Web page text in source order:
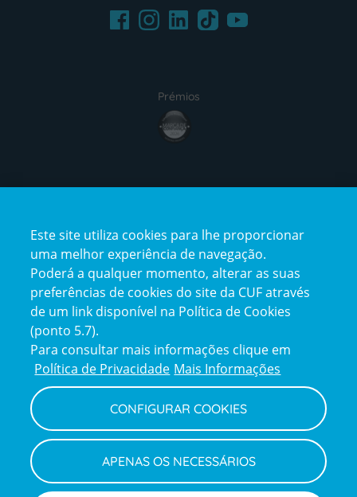
FacebookInstagramLinkedInTikTokYoutube
Prémios
award4
certification2certification3
Reclamações
e
elogios
Policy
Política de Privacidade e Cookies
Declaração de Acessibilidade
Canal de Denúncias
Informações legais
Este site utiliza cookies para lhe proporcionar
uma melhor experiência de navegação.
Poderá a qualquer momento, alterar as suas
preferências de cookies do site da CUF através
de um link disponível na Política de Cookies
(ponto 5.7).
Para consultar mais informações clique em
Política de Privacidade Mais Informações
CONFIGURAR COOKIES
APENAS OS NECESSÁRIOS